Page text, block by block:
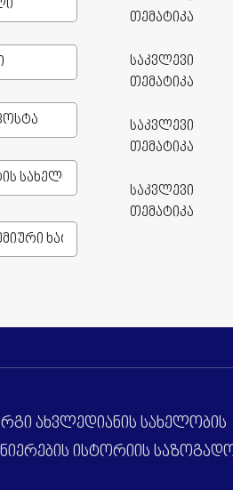
თემატიკა
საკვლევი
თემატიკა
საკვლევი
თემატიკა
საკვლევი
თემატიკა
ახვლედიანის სახელობის
ისტორიის